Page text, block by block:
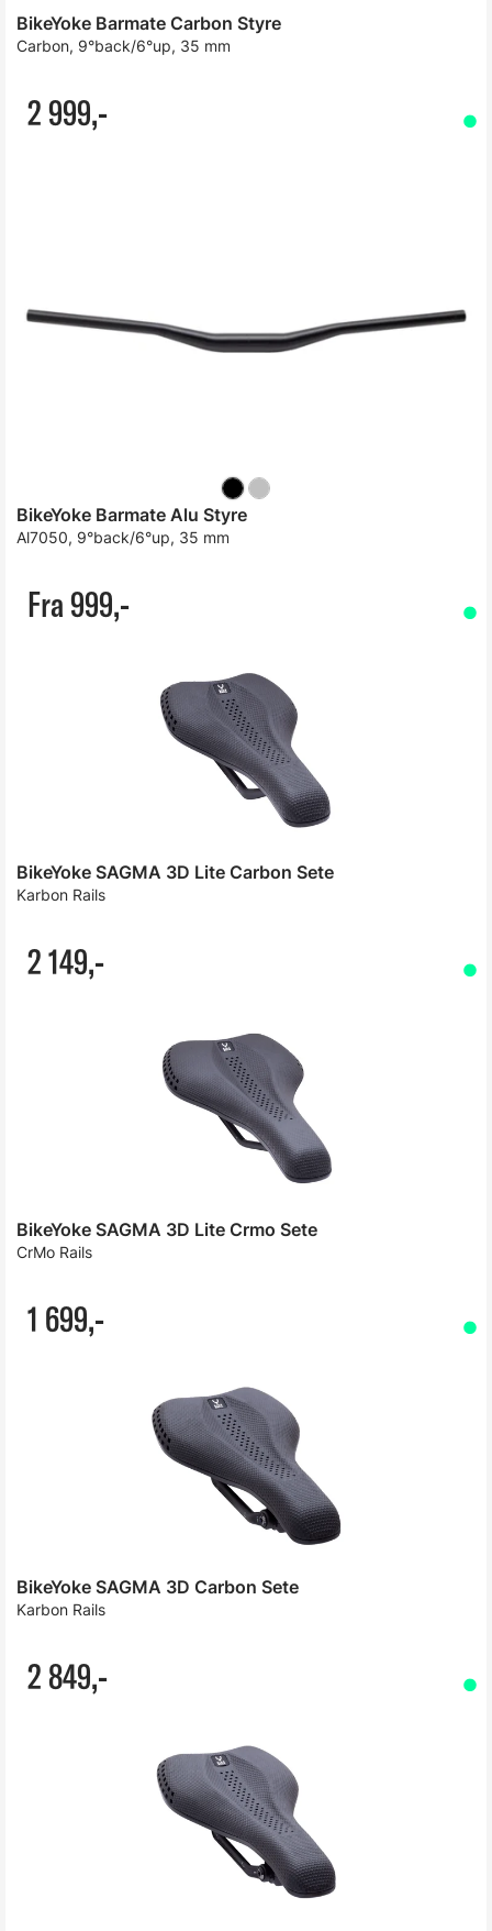
BikeYoke Barmate Carbon Styre
Carbon, 9°back/6°up, 35 mm
2 999,-
BikeYoke Barmate Alu Styre
Al7050, 9°back/6°up, 35 mm
Fra 999,-
BikeYoke SAGMA 3D Lite Carbon Sete
Karbon Rails
2 149,-
BikeYoke SAGMA 3D Lite Crmo Sete
CrMo Rails
1 699,-
BikeYoke SAGMA 3D Carbon Sete
Karbon Rails
2 849,-